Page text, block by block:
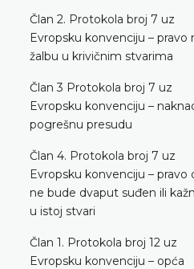
Član 2. Protokola broj 7 uz
Evropsku konvenciju – pravo
žalbu u krivičnim stvarima
Član 3 Protokola broj 7 uz
Evropsku konvenciju –
pogrešnu presudu
Član 4. Protokola broj 7 uz
Evropsku konvenciju – pravo
ne bude dvaput suđen ili
u istoj stvari
Član 1. Protokola broj 12 uz
Evropsku konvenciju – opća